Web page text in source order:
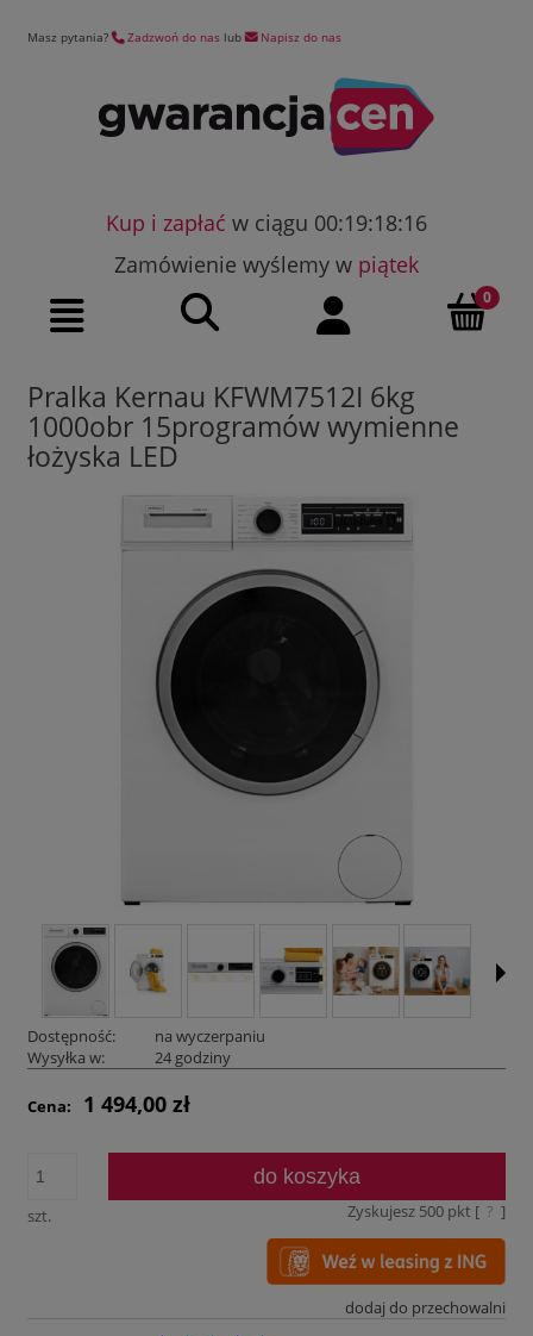
Masz pytania? Zadzwoń do nas lub Napisz do nas
Kup i zapłać w ciągu 00:19:18:15
Zamówienie wyślemy w piątek
Pralka Kernau KFWM7512I 6kg
1000obr 15programów wymienne
łożyska LED
Dostępność:
na wyczerpaniu
Wysyłka w:
24 godziny
Cena: 1 494,00 zł
szt.
do koszyka
Zyskujesz 500pkt [ ? ]
dodaj do przechowalni